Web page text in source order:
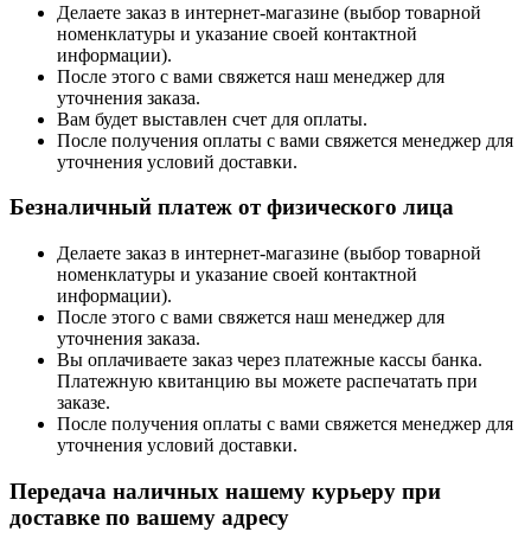
Делаете заказ в интернет-магазине (выбор товарной
номенклатуры и указание своей контактной
информации).
После этого с вами свяжется наш менеджер для
уточнения заказа.
Вам будет выставлен счет для оплаты.
После получения оплаты с вами свяжется менеджер для
уточнения условий доставки.
Безналичный платеж от физического лица
Делаете заказ в интернет-магазине (выбор товарной
номенклатуры и указание своей контактной
информации).
После этого с вами свяжется наш менеджер для
уточнения заказа.
Вы оплачиваете заказ через платежные кассы банка.
Платежную квитанцию вы можете распечатать при
заказе.
После получения оплаты с вами свяжется менеджер для
уточнения условий доставки.
Передача наличных нашему курьеру при
доставке по вашему адресу